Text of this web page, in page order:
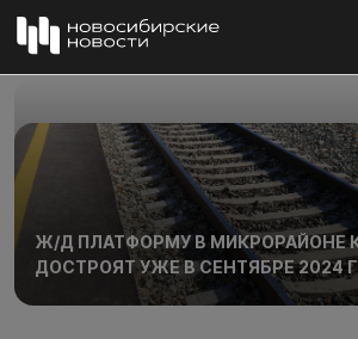
Ж/Д ПЛАТФОРМУ В МИКРОРАЙОНЕ
ДОСТРОЯТ УЖЕ В СЕНТЯБРЕ 2024